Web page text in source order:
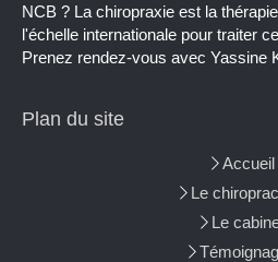
NCB ? La chiropraxie est la
l'échelle internationale pour traiter
Prenez rendez-vous avec Yassine
Plan du site
Accueil
Le
Le